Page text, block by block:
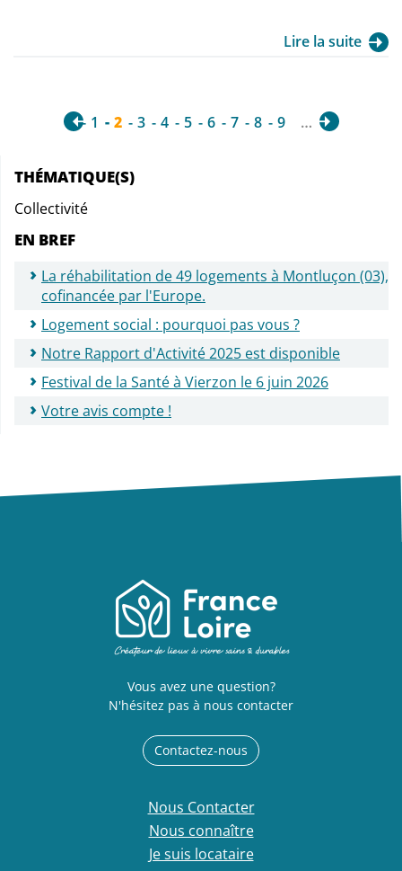
Lire la suite
1 2 3 4 5 6 7 8 9 …
THÉMATIQUE(S)
Collectivité
EN BREF
La réhabilitation de 49 logements à Montluçon (03),
cofinancée par l'Europe.
Logement social : pourquoi pas vous ?
Notre Rapport d'Activité 2025 est disponible
Festival de la Santé à Vierzon le 6 juin 2026
Votre avis compte !
Vous avez une question?
N'hésitez pas à nous contacter
Contactez-nous
Nous Contacter
Nous connaître
Je suis locataire